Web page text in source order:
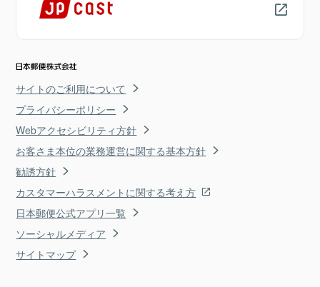
サイトのご利用について
プライバシーポリシー
Webアクセシビリティ方針
お客さま本位の業務運営に関する基本方針
勧誘方針
カスタマーハラスメントに関する考え方
日本郵便公式アプリ一覧
ソーシャルメディア
サイトマップ